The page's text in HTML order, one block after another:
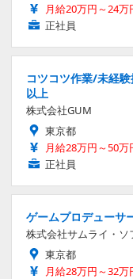
月給20万円～24万
正社員
コツコツ作業/未経
以上
株式会社GUM
東京都
月給28万円～50万
正社員
ゲームプロデューサ
株式会社サムライ・ソ
東京都
月給28万円～32万